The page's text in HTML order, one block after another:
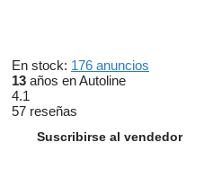
En stock: 176 anuncios
13 años en Autoline
4.1
57 reseñas
Suscribirse al vendedor